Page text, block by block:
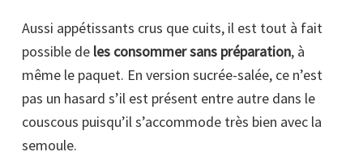
Aussi appétissants crus que cuits, il est tout à fait
possible de les consommer sans préparation, à
même le paquet. En version sucrée-salée, ce n’est
pas un hasard s’il est présent entre autre dans le
couscous puisqu’il s’accommode très bien avec la
semoule.